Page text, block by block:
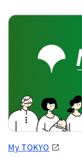
My TOKYO